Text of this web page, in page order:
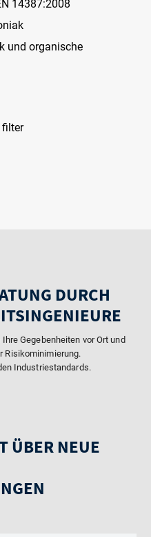
14387:2008
und organische
filter
DURCH
Gegebenheiten vor Ort und
Risikominimierung.
Industriestandards.
ÜBER NEUE